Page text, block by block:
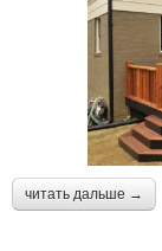
читать дальше →